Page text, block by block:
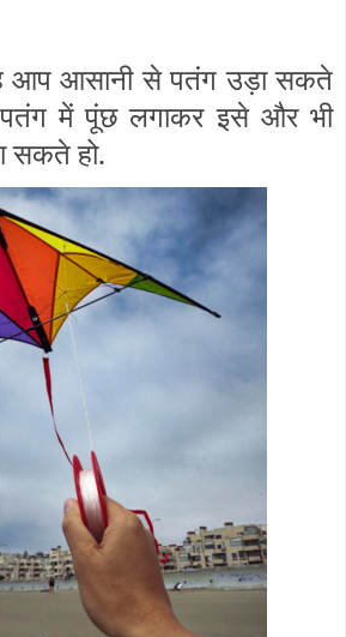
आप आसानी से पतंग उड़ा सकते
में पूंछ लगाकर इसे और भी
सकते हो.